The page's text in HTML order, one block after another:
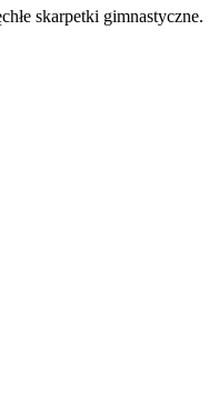
skarpetki gimnastyczne.